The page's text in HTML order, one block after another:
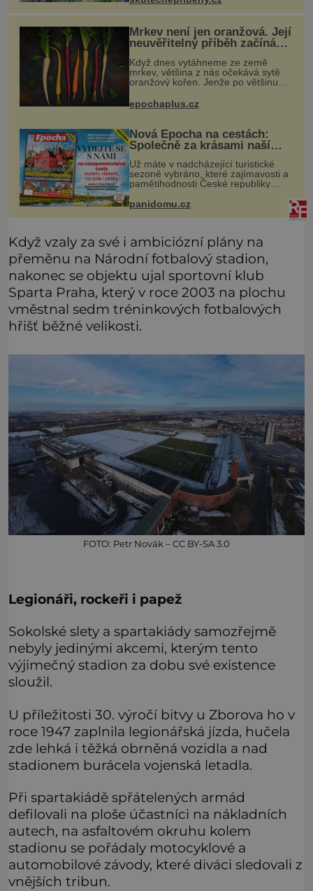
dětství a na studánku, která se u
Mrkev není jen oranžová. Její
neuvěřitelný příběh začíná
Když dnes vytáhneme ze země
mrkev, většina z nás očekává sytě
oranžový kořen. Jenže po většinu
možné, jen ne oranžová. Je fialová,
žlutá, bílá, někdy dokonce téměř
epochaplus.cz
Nová Epocha na cestách:
Společně za krásami naší
vlasti
Už máte v nadcházející turistické
sezoně vybráno, které zajímavosti a
pamětihodnosti České republiky
navštívíte? V prodeji je právě nové
číslo Epochy na cestách, které vám
při rozhodování určitě pomůž
panidomu.cz
Když vzaly za své i ambiciózní plány na
přeměnu na Národní fotbalový stadion,
nakonec se objektu ujal sportovní klub
Sparta Praha, který v roce 2003 na plochu
vměstnal sedm tréninkových fotbalových
hřišť běžné velikosti.
FOTO: Petr Novák – CC BY-SA 3.0
Legionáři, rockeři i papež
Sokolské slety a spartakiády samozřejmě
nebyly jedinými akcemi, kterým tento
výjimečný stadion za dobu své existence
sloužil.
U příležitosti 30. výročí bitvy u Zborova ho v
roce 1947 zaplnila legionářská jízda, hučela
zde lehká i těžká obrněná vozidla a nad
stadionem burácela vojenská letadla.
Při spartakiádě spřátelených armád
defilovali na ploše účastníci na nákladních
autech, na asfaltovém okruhu kolem
stadionu se pořádaly motocyklové a
automobilové závody, které diváci sledovali z
vnějších tribun.